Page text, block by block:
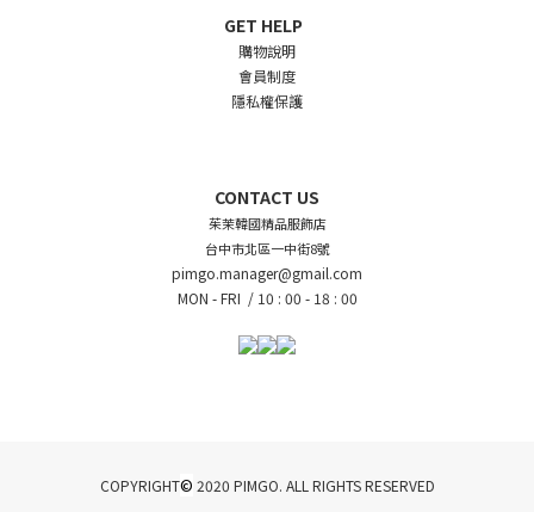
GET HELP
購物說明
會員制度
隱私權保護
CONTACT US
茱茉韓國精品服飾店
台中市北區一中街8號
pimgo.manager@gmail.com
MON - FRI / 10 : 00 - 18 : 00
COPYRIGHT© 2020 PIMGO. ALL RIGHTS RESERVED